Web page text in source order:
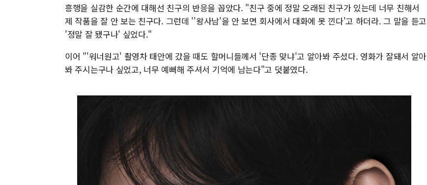
흥행을 실감한 순간에 대해선 친구의 반응을 꼽았다. "친구 중에 정말 오래된 친구가 있는데 너무 친해서
제 작품을 잘 안 보는 친구다. 그런데 ''왕사남'을 안 보면 회사에서 대화에 못 낀다'고 하더라. 그 말을 듣고
'정말 잘 됐구나' 싶었다."
이어 "'워너원고' 촬영차 태안에 갔을 때도 할머니들께서 '단종 맞냐'고 알아봐 주셨다. 영화가 잘돼서 알아
봐 주시는구나 싶었고, 너무 예뻐해 주셔서 기억에 남는다"고 덧붙였다.